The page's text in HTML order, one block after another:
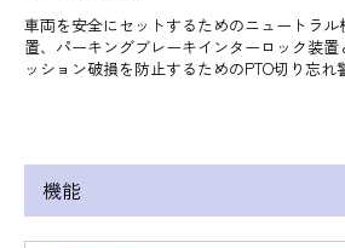
車両を安全にセットするためのニュートラ
置、パーキングブレーキインターロック装置
ッション破損を防止するためのPTO切り忘れ
機能